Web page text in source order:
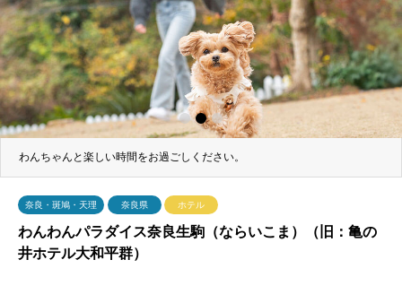
わんちゃんと楽しい時間をお過ごしください。
2 3
奈良・斑鳩・天理 奈良県 ホテル
わんわんパラダイス奈良生駒（ならいこま）（旧：亀の
井ホテル大和平群）